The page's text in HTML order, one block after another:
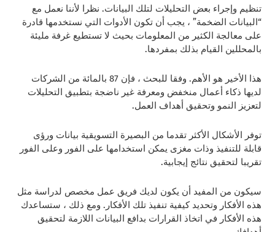
تنظيم وإجراء بعض التحليلات لتلك البيانات. نظرا لأننا نعمل مع
“البيانات الضخمة” ، يجب أن تكون الأدوات التي نستخدمها قادرة
على معالجة الكثير من المعلومات بحيث لا تستطيع غرفة مليئة
بالمحللين القيام بذلك بمفردها.
هذا الأخير هو الأهم. وفقا للبحث ، فإن 87 بالمائة من الشركات
لديها ذكاء أعمال منخفض ومعرفة غير ناضجة بتطبيق التحليلات
لتعزيز النمو وتحقيق أهداف العمل.
توفر الأشكال الأكثر تقدما من البصيرة التسويقية بيانات ورؤى
قابلة للتنفيذ وذات مغزى يمكن استخدامها على الفور وعلى الفور
تقريبا لتحقيق نتائج إيجابية.
سيكون من المفيد أن يكون لديك فريق عمل مخصص لدراسة مثل
هذه الأفكار وتحديد كيفية تنفيذ تلك الأفكار. ومع ذلك ، ستساعدك
هذه الأفكار في اتخاذ القرارات بدافع البيانات اللازمة لتحقيق